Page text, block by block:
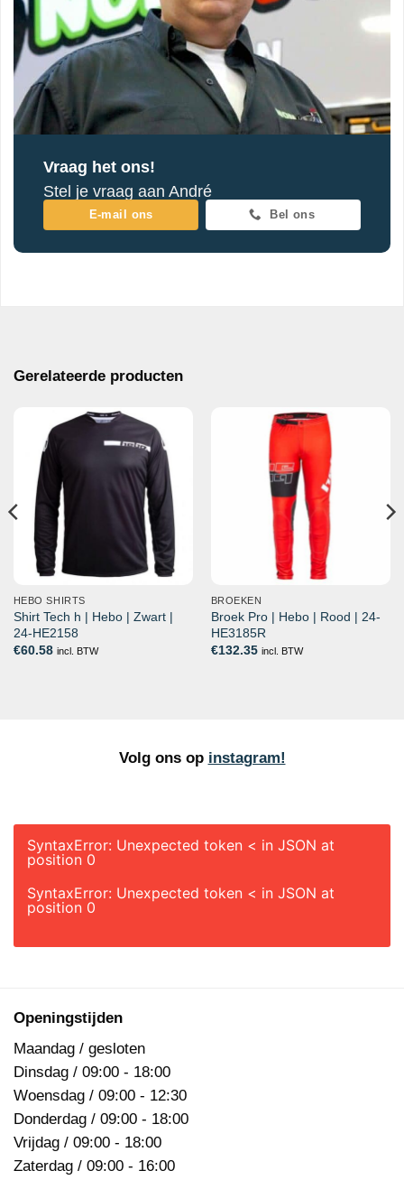
Vraag het ons!
Stel je vraag aan André
E-mail ons Bel ons
Gerelateerde producten
HEBO SHIRTS
Shirt Tech h | Hebo | Zwart |
24-HE2158
€60.58 incl. BTW
BROEKEN
Broek Pro | Hebo | Rood | 24-
HE3185R
€132.35 incl. BTW
Volg ons op instagram!
SyntaxError: Unexpected token < in JSON at
position 0
SyntaxError: Unexpected token < in JSON at
position 0
Openingstijden
Maandag / gesloten
Dinsdag / 09:00 - 18:00
Woensdag / 09:00 - 12:30
Donderdag / 09:00 - 18:00
Vrijdag / 09:00 - 18:00
Zaterdag / 09:00 - 16:00